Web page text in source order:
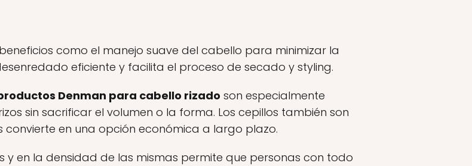
como el manejo suave del cabello para minimizar la
eficiente y facilita el proceso de secado y styling.
Denman para cabello rizado son especialmente
sin sacrificar el volumen o la forma. Los cepillos también son
en una opción económica a largo plazo.
en la densidad de las mismas permite que personas con todo